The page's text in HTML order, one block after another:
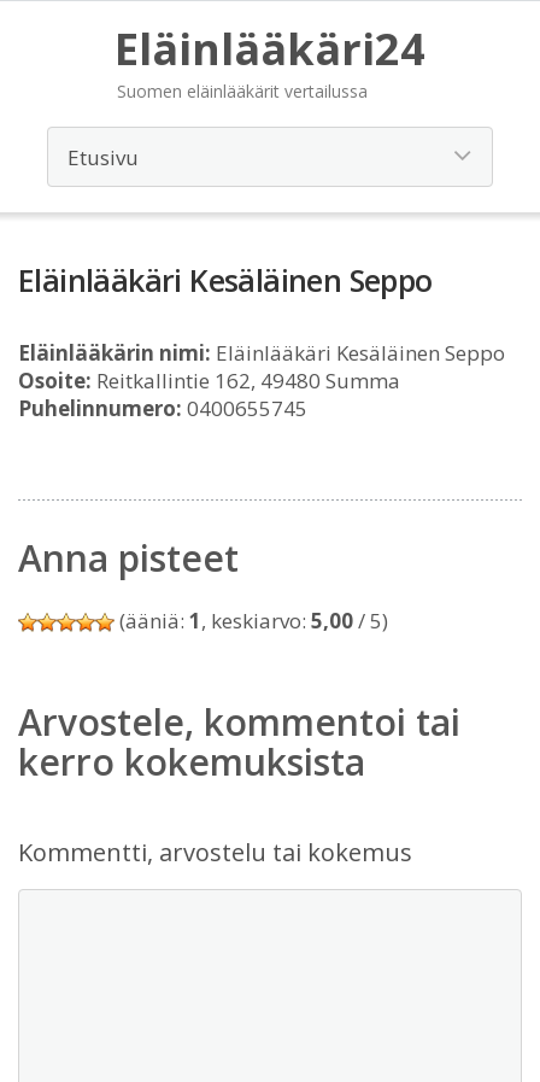
Eläinlääkäri24
Suomen eläinlääkärit vertailussa
Eläinlääkäri Kesäläinen Seppo
Eläinlääkärin nimi: Eläinlääkäri Kesäläinen Seppo
Osoite: Reitkallintie 162, 49480 Summa
Puhelinnumero: 0400655745
Anna pisteet
(ääniä: 1, keskiarvo: 5,00/ 5)
Arvostele, kommentoi tai
kerro kokemuksista
Kommentti, arvostelu tai kokemus